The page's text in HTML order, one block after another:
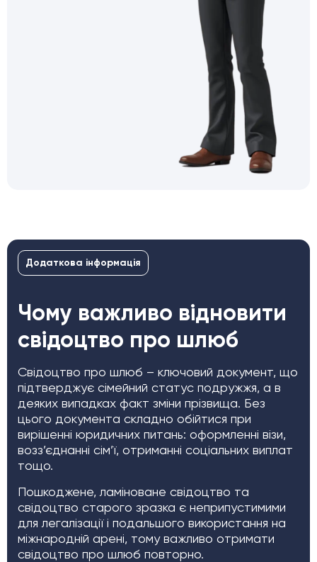
Додаткова інформація
Чому важливо відновити
свідоцтво про шлюб
Свідоцтво про шлюб – ключовий документ, що
підтверджує сімейний статус подружжя, а в
деяких випадках факт зміни прізвища. Без
цього документа складно обійтися при
вирішенні юридичних питань: оформленні візи,
возз’єднанні сім’ї, отриманні соціальних виплат
тощо.
Пошкоджене, ламіноване свідоцтво та
свідоцтво старого зразка є неприпустимими
для легалізації і подальшого використання на
міжнародній арені, тому важливо отримати
свідоцтво про шлюб повторно.